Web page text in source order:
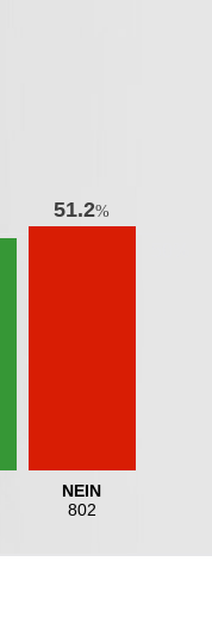
51.2%
NEIN
802